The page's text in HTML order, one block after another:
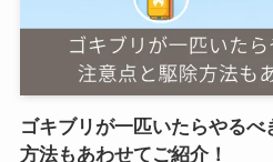
ゴキブリが一匹いたらやる
方法もあわせてご紹介！